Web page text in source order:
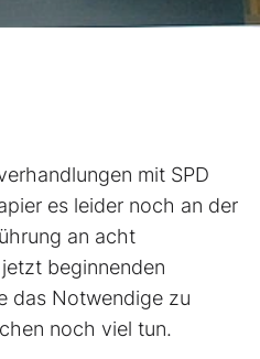
mit SPD
es leider noch an der
an acht
beginnenden
das Notwendige zu
noch viel tun.